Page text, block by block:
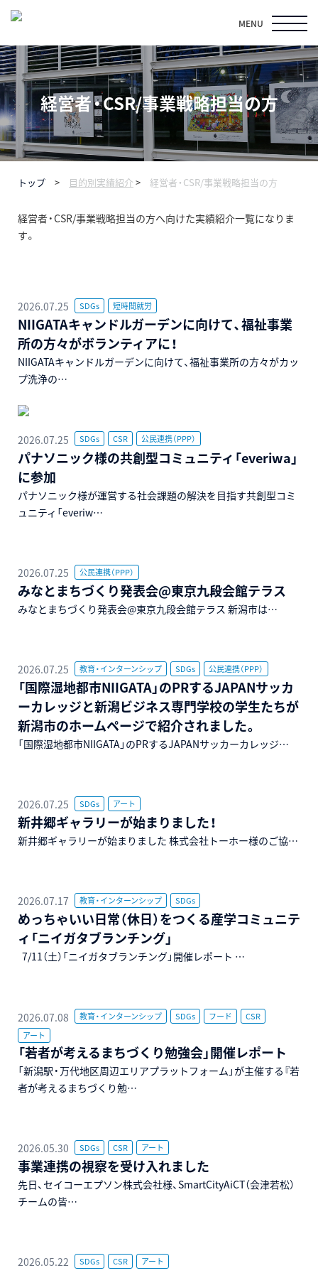
MENU
経営者・CSR/事業戦略担当の方
トップ > 目的別実績紹介 > 経営者・CSR/事業戦略担当の方
経営者・CSR/事業戦略担当の方へ向けた実績紹介一覧になりま
す。
2026.07.25 SDGs 短時間就労
NIIGATAキャンドルガーデンに向けて、福祉事業
所の方々がボランティアに！
NIIGATAキャンドルガーデンに向けて、福祉事業所の方々がカッ
プ洗浄の…
2026.07.25 SDGs CSR 公民連携（PPP）
パナソニック様の共創型コミュニティ「everiwa」
に参加
パナソニック様が運営する社会課題の解決を目指す共創型コミ
ュニティ「everiw…
2026.07.25 公民連携（PPP）
みなとまちづくり発表会@東京九段会館テラス
みなとまちづくり発表会@東京九段会館テラス 新潟市は…
2026.07.25 教育・インターンシップ SDGs 公民連携（PPP）
「国際湿地都市NIIGATA」のPRするJAPANサッカ
ーカレッジと新潟ビジネス専門学校の学生たちが
新潟市のホームページで紹介されました。
「国際湿地都市NIIGATA」のPRするJAPANサッカーカレッジ…
2026.07.25 SDGs アート
新井郷ギャラリーが始まりました！
新井郷ギャラリーが始まりました 株式会社トーホー様のご協…
2026.07.17 教育・インターンシップ SDGs
めっちゃいい日常（休日）をつくる産学コミュニテ
ィ「ニイガタブランチング」
7/11（土）「ニイガタブランチング」開催レポート …
2026.07.08 教育・インターンシップ SDGs フード
CSR
アート
「若者が考えるまちづくり勉強会」開催レポート
「新潟駅・万代地区周辺エリアプラットフォーム」が主催する『若
者が考えるまちづくり勉…
2026.05.30 SDGs CSR アート
事業連携の視察を受け入れました
先日、セイコーエプソン株式会社様、SmartCityAiCT（会津若松）
チームの皆…
2026.05.22 SDGs CSR アート